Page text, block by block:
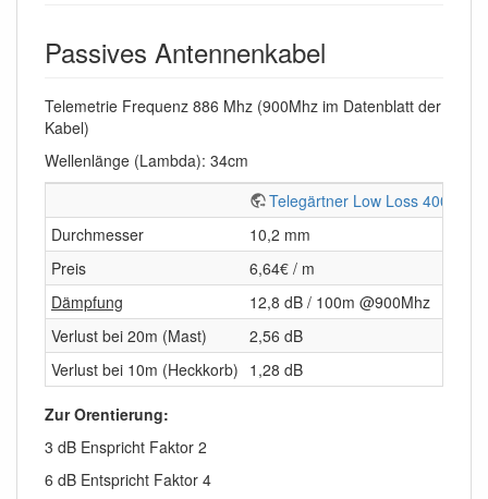
Passives Antennenkabel
Telemetrie Frequenz 886 Mhz (900Mhz im Datenblatt der
Kabel)
Wellenlänge (Lambda): 34cm
Telegärtner Low Loss 400
Durchmesser
10,2 mm
Preis
6,64€ / m
Dämpfung
12,8 dB / 100m @900Mhz
Verlust bei 20m (Mast)
2,56 dB
Verlust bei 10m (Heckkorb) 1,28 dB
Zur Orentierung:
3 dB Enspricht Faktor 2
6 dB Entspricht Faktor 4